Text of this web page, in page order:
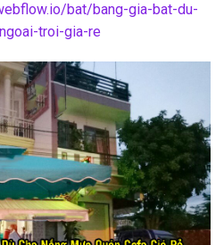
bat/bang-gia-bat-du-
troi-gia-re